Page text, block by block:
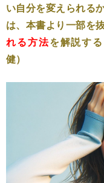
い自分を変えられる
は、本書より一部を
れる方法を解説す
健）